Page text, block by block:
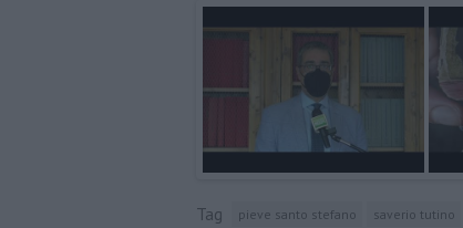
Tag pieve santo stefano saverio tutino